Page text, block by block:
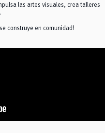
las artes visuales, crea talleres
construye en comunidad!